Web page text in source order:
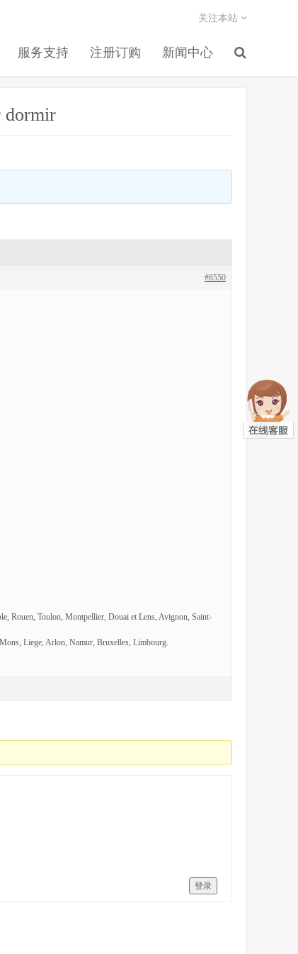
服务支持 注册订购 新闻中心
关注本站
dormir
#8550
Rouen, Toulon, Montpellier, Douai et Lens, Avignon, Saint-
Liege, Arlon, Namur, Bruxelles, Limbourg.
登录